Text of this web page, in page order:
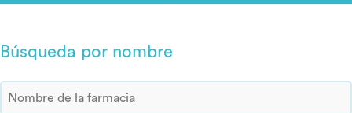
Mapa de farmacias:
Búsqueda por nombre